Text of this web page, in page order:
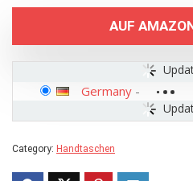
AUF
Germany -
Category: Handtaschen